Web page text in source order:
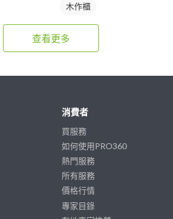
木作櫃
查看更多
消費者
買服務
如何使用PRO360
熱門服務
所有服務
價格行情
專家目錄